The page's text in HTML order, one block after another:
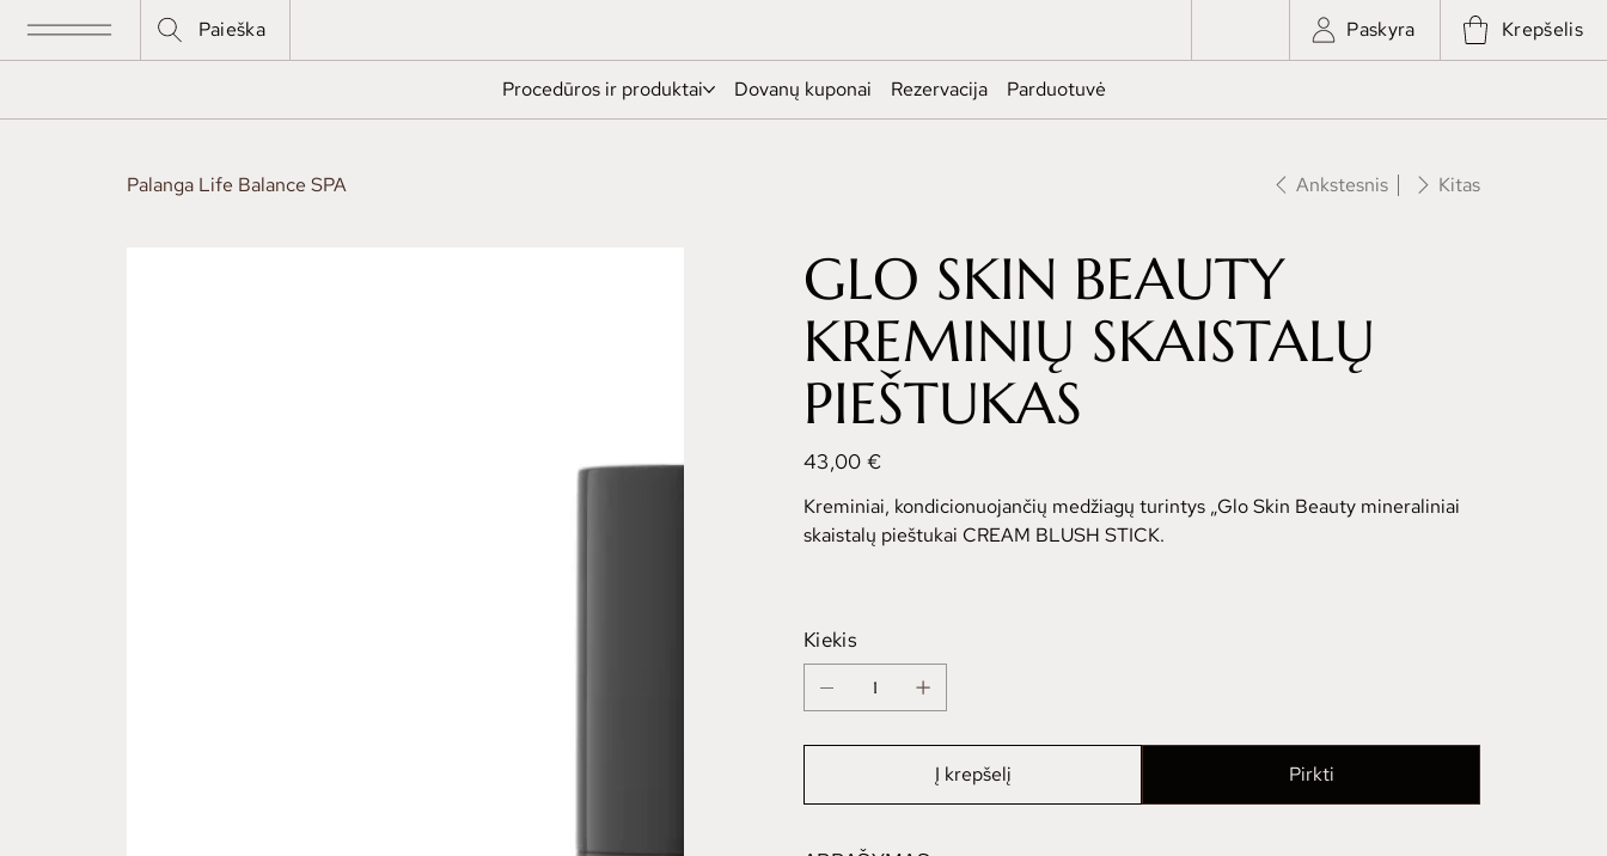
Paieška Paskyra Krepšelis
Procedūros ir produktai Dovanų kuponai Rezervacija Parduotuvė
Palanga Life Balance SPA Ankstesnis Kitas
GLO SKIN BEAUTY
KREMINIŲ SKAISTALŲ
PIEŠTUKAS
Kaina
43,00 €
Kreminiai, kondicionuojančių medžiagų turintys „Glo Skin Beauty mineraliniai
skaistalų pieštukai CREAM BLUSH STICK.
Kiekis
Į krepšelį Pirkti